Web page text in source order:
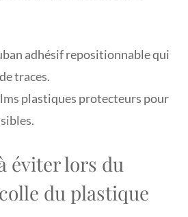
adhésif repositionnable qui
traces.
plastiques protecteurs pour
éviter lors du
du plastique